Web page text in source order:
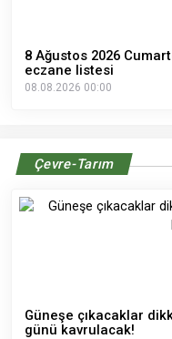
8 Ağustos 2026
eczane listesi
08.08.2026 00:00
Çevre-Tarım
Güneşe çıkacaklar
günü kavrulacak!